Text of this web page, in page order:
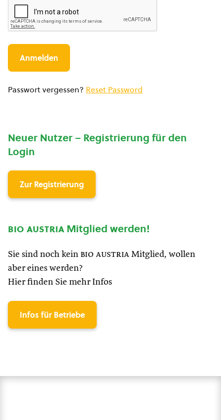
Passwort vergessen? Reset Password
Neuer Nutzer – Registrierung für den
Login
Zur Registrierung
bio austria Mitglied werden!
Sie sind noch kein bio austria Mitglied, wollen
aber eines werden?
Hier finden Sie mehr Infos
Infos für Betriebe